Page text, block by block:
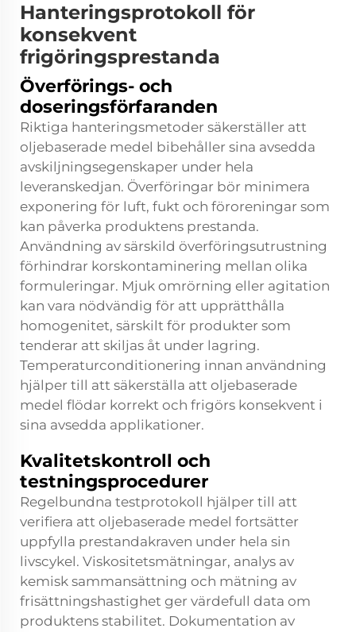
Hanteringsprotokoll för
konsekvent
frigöringsprestanda
Överförings- och
doseringsförfaranden
Riktiga hanteringsmetoder säkerställer att
oljebaserade medel bibehåller sina avsedda
avskiljningsegenskaper under hela
leveranskedjan. Överföringar bör minimera
exponering för luft, fukt och föroreningar som
kan påverka produktens prestanda.
Användning av särskild överföringsutrustning
förhindrar korskontaminering mellan olika
formuleringar. Mjuk omrörning eller agitation
kan vara nödvändig för att upprätthålla
homogenitet, särskilt för produkter som
tenderar att skiljas åt under lagring.
Temperaturconditionering innan användning
hjälper till att säkerställa att oljebaserade
medel flödar korrekt och frigörs konsekvent i
sina avsedda applikationer.
Kvalitetskontroll och
testningsprocedurer
Regelbundna testprotokoll hjälper till att
verifiera att oljebaserade medel fortsätter
uppfylla prestandakraven under hela sin
livscykel. Viskositetsmätningar, analys av
kemisk sammansättning och mätning av
frisättningshastighet ger värdefull data om
produktens stabilitet. Dokumentation av